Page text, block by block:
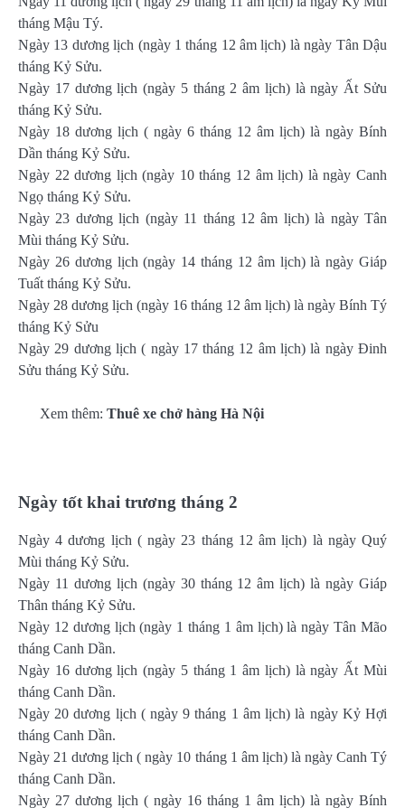
tháng Mậu Tý.
Ngày 13 dương lịch (ngày 1 tháng 12 âm lịch) là ngày Tân Dậu
tháng Kỷ Sửu.
Ngày 17 dương lịch (ngày 5 tháng 2 âm lịch) là ngày Ất Sửu
tháng Kỷ Sửu.
Ngày 18 dương lịch ( ngày 6 tháng 12 âm lịch) là ngày Bính
Dần tháng Kỷ Sửu.
Ngày 22 dương lịch (ngày 10 tháng 12 âm lịch) là ngày Canh
Ngọ tháng Kỷ Sửu.
Ngày 23 dương lịch (ngày 11 tháng 12 âm lịch) là ngày Tân
Mùi tháng Kỷ Sửu.
Ngày 26 dương lịch (ngày 14 tháng 12 âm lịch) là ngày Giáp
Tuất tháng Kỷ Sửu.
Ngày 28 dương lịch (ngày 16 tháng 12 âm lịch) là ngày Bính Tý
tháng Kỷ Sửu
Ngày 29 dương lịch ( ngày 17 tháng 12 âm lịch) là ngày Đinh
Sửu tháng Kỷ Sửu.
Xem thêm: Thuê xe chở hàng Hà Nội
Ngày tốt khai trương tháng 2
Ngày 4 dương lịch ( ngày 23 tháng 12 âm lịch) là ngày Quý
Mùi tháng Kỷ Sửu.
Ngày 11 dương lịch (ngày 30 tháng 12 âm lịch) là ngày Giáp
Thân tháng Kỷ Sửu.
Ngày 12 dương lịch (ngày 1 tháng 1 âm lịch) là ngày Tân Mão
tháng Canh Dần.
Ngày 16 dương lịch (ngày 5 tháng 1 âm lịch) là ngày Ất Mùi
tháng Canh Dần.
Ngày 20 dương lịch ( ngày 9 tháng 1 âm lịch) là ngày Kỷ Hợi
tháng Canh Dần.
Ngày 21 dương lịch ( ngày 10 tháng 1 âm lịch) là ngày Canh Tý
tháng Canh Dần.
Ngày 27 dương lịch ( ngày 16 tháng 1 âm lịch) là ngày Bính